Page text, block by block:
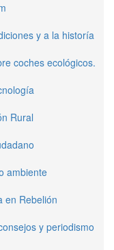
y a la historía
coches ecológicos.
Rural
ambiente
en Rebelión
y periodismo